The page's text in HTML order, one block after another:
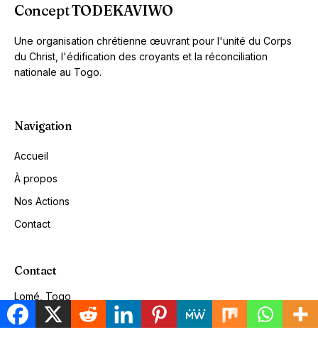
Concept TODEKAVIWO
Une organisation chrétienne œuvrant pour l'unité du Corps
du Christ, l'édification des croyants et la réconciliation
nationale au Togo.
Navigation
Accueil
À propos
Nos Actions
Contact
Contact
Lomé, Togo
Email: contact@todekaviwo.org